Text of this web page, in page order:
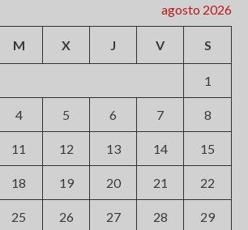
agosto 2026
M X J V S
1
4 5 6 7 8
11 12 13 14 15
18 19 20 21 22
25 26 27 28 29